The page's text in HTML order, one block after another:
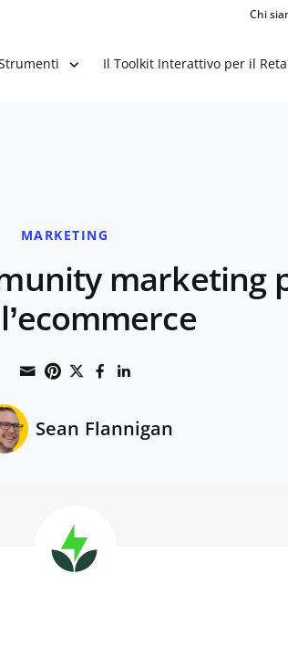
Chi
Il Toolkit Interattivo per il
MARKETING
marketing
Share through Email
Print this page
Share on Pinterest
Share on Twitter
Share on Facebook
Sean Flannigan